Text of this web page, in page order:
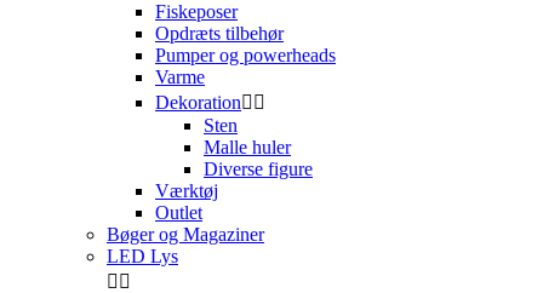
Fiskeposer
Opdræts tilbehør
Pumper og powerheads
Varme
Dekoration 
Sten
Malle huler
Diverse figure
Værktøj
Outlet
Bøger og Magaziner
LED Lys
 